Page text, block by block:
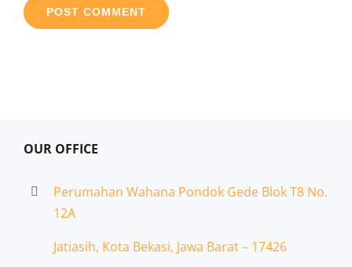
OUR OFFICE
Perumahan Wahana Pondok Gede Blok T8 No.
12A
Jatiasih, Kota Bekasi, Jawa Barat – 17426